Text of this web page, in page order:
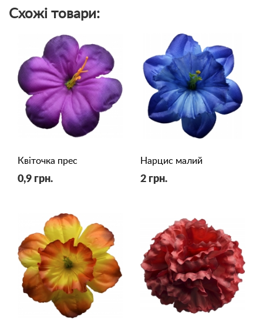
Схожі товари:
Квіточка прес
0,9 грн.
Нарцис малий
2 грн.